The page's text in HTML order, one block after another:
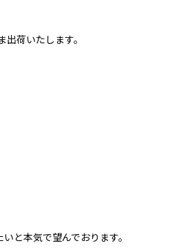
荷いたします。
と本気で望んでおります。